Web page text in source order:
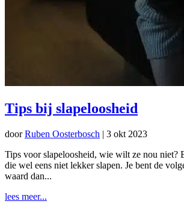
Tips bij slapeloosheid
doorRuben Oosterbosch | 3 okt 2023
Tips voor slapeloosheid, wie wilt ze nou niet?
die wel eens niet lekker slapen. Je bent de
waard dan...
lees meer...